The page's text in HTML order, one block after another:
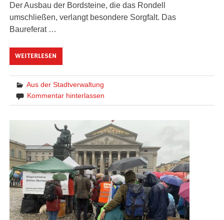
Der Ausbau der Bordsteine, die das Rondell
umschließen, verlangt besondere Sorgfalt. Das
Baureferat …
WEITERLESEN
Aus der Stadtverwaltung
Kommentar hinterlassen